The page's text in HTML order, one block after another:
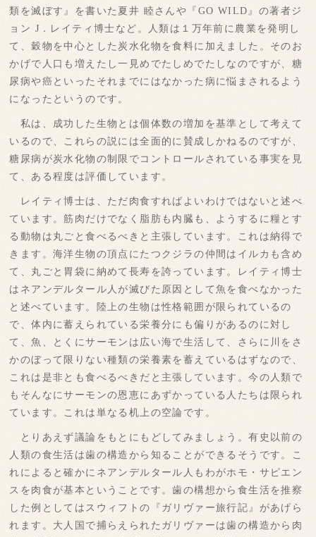
類を滅ぼす』を書いた夏井 睦さんや『GO WILD』の著者ジ
ョン J．レイティ博士など。人類は１万年前に農業を発明し
て、穀物を中心とした炭水化物を食料に加えました。そのお
かげで人口も増えたし一見めでたしめでたしなのですが、糖
尿病や癌といったそれまでにはなかった病に悩まされるよう
になったというのです。
私は、成功した生物とは個体数の増加を基準として考えて
いるので、これらの説には全面的に賛成しかねるのですが、
糖尿病が炭水化物の制限でコントロールされている事実を見
て、ある程度は評価しています。
レイティ博士は、ただ肉食すればよいわけではないと述べ
ています。筋肉だけでなく脂肪も内臓も、ようするに糧とす
る動物は丸ごと食べるべきと主張しています。これは納得で
きます。海洋生物の頂点にたつクジラの仲間はイルカも含め
て、丸ごと胃袋に納めて長寿を誇っています。レイティ博士
はネアンデルタール人が滅びた原因として魚を食べなかった
と述べています。陸上の生物は性格範囲が限られているの
で、体内に蓄えられている栄養分にも偏りがあるのに対し
て、魚、とくにサーモンは広い海で生活して、さらに川をさ
かのぼって限りない種類の栄養素を蓄えているはずなので、
これは是非とも食べるべきだと主張しています。今の人類で
もそんなにサーモンの恩恵にあずかっている人たちは限られ
ています。これは単なる机上の空論です。
とりあえず議論をもとにもどしてみましょう。有史以前の
人類の食生活は歯の構造から知ることができるそうです。こ
れによると確かにネアンデルタール人もわがホモ・サピエン
スを肉食が基本ということです。歯の構想から食生活を推察
した例としてはスウィフトの『ガリヴァー旅行記』があげら
れます。大人国で捕らえられたガリヴァーは歯の構造から肉